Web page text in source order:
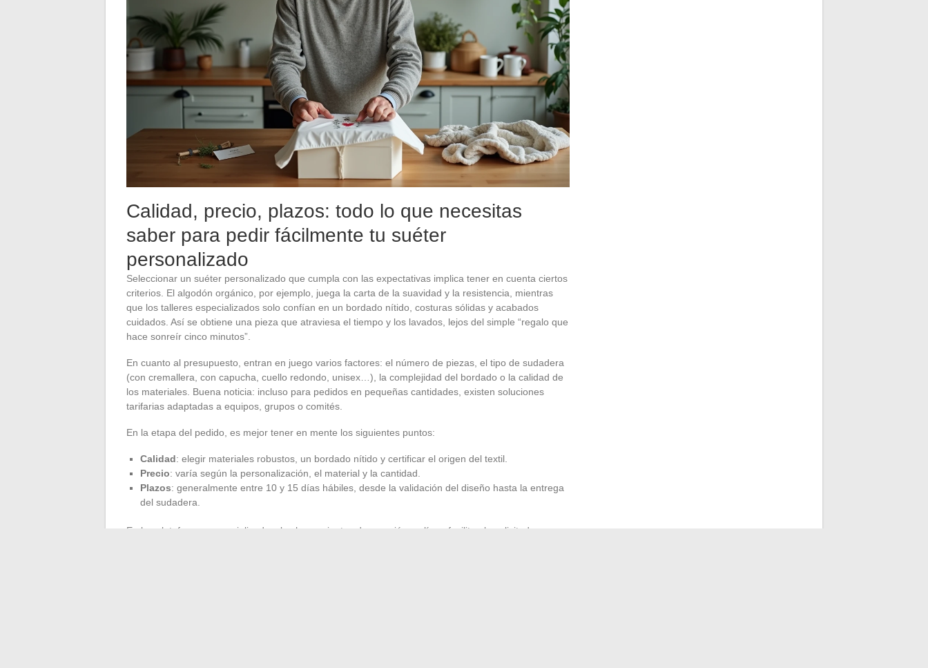
Calidad, precio, plazos: todo lo que necesitas
saber para pedir fácilmente tu suéter
personalizado
Seleccionar un suéter personalizado que cumpla con las expectativas implica tener en cuenta ciertos
criterios. El algodón orgánico, por ejemplo, juega la carta de la suavidad y la resistencia, mientras
que los talleres especializados solo confían en un bordado nítido, costuras sólidas y acabados
cuidados. Así se obtiene una pieza que atraviesa el tiempo y los lavados, lejos del simple “regalo que
hace sonreír cinco minutos”.
En cuanto al presupuesto, entran en juego varios factores: el número de piezas, el tipo de sudadera
(con cremallera, con capucha, cuello redondo, unisex…), la complejidad del bordado o la calidad de
los materiales. Buena noticia: incluso para pedidos en pequeñas cantidades, existen soluciones
tarifarias adaptadas a equipos, grupos o comités.
En la etapa del pedido, es mejor tener en mente los siguientes puntos:
Calidad: elegir materiales robustos, un bordado nítido y certificar el origen del textil.
Precio: varía según la personalización, el material y la cantidad.
Plazos: generalmente entre 10 y 15 días hábiles, desde la validación del diseño hasta la entrega
del sudadera.
En las plataformas especializadas, las herramientas de creación en línea facilitan la solicitud: en